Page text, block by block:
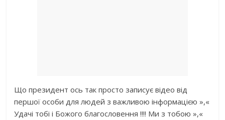
Що президент ось так просто записує відео від
першої особи для людей з важливою інформацією »,«
Удачі тобі і Божого благословення !!!! Ми з тобою »,«